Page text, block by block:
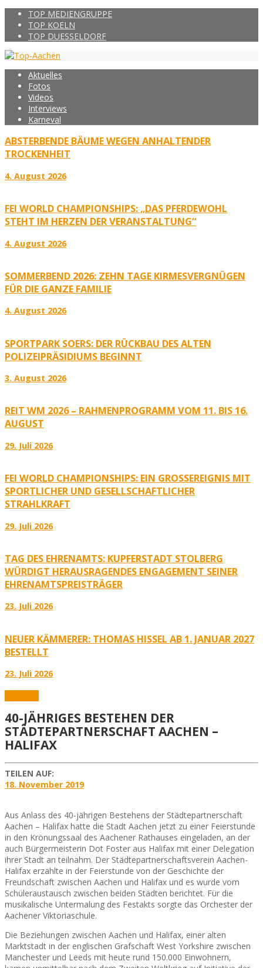
TOP MEDIENGRUPPE
TOP KOELN
TOP DUESSELDORF
Aktuelles
Fotos
Videos
Interviews
Karneval
ABSTERBENDE BÄUME WEGEN ANHALTENDER
TROCKENHEIT
4. August 2026
FEI WORLD CHAMPIONSHIPS: „DAS PFERDEWOHL
STEHT IM HERZEN DER VERANSTALTUNG“
4. August 2026
SOMMERBEND 2026: ZEHN TAGE KIRMESVERGNÜGEN
FÜR DIE GANZE FAMILIE
4. August 2026
SPORTPARK SOERS: DER RÜCKBAU DES ALTEN
POLIZEIPRÄSIDIUMS BEGINNT
3. August 2026
REIT WM 2026 – RAHMENPROGRAMM VOM 11. BIS 16.
AUGUST
29. Juli 2026
FEI WORLD CHAMPIONSHIPS: EIN GROSSEREIGNIS MIT S
PORTLICHER UND GESELLSCHAFTLICHER S
TRAHLKRAFT
29. Juli 2026
TAG DES EHRENAMTS: KUPFERSTADT STOLBERG
WÜRDIGT HERAUSRAGENDES ENGAGEMENT SEINER
EHRENAMTSPREISTRÄGER
23. Juli 2026
NEUER KÄMMERER: THOMAS HISSEL AB 1. JANUAR 2027
BESTELLT
23. Juli 2026
40-JÄHRIGES BESTEHEN DER
STÄDTEPARTNERSCHAFT AACHEN –
HALIFAX
TEILEN AUF:
18. November 2019
Aus Anlass des 40-jährigen Bestehens der Städtepartnerschaft
Aachen – Halifax hatte die Stadt Aachen jetzt zu einer Feierstunde
in den Krönungssaal des Aachener Rathauses eingeladen, an der
auch Bürgermeisterin Dot Foster aus Halifax mit einer Delegation
ihrer Stadt an teilnahm. Der Städtepartnerschaftsverein Aachen-
Halifax erzählte in der Feierstunde von der Geschichte der
Freundschaft zwischen Aachen und Halifax und es wurde vom
Schüleraustausch zwischen beiden Städten berichtet. Für die
musikalische Untermalung des Festakts sorgte das Orchester der
Aachener Viktoriaschule.
Die Beziehungen zwischen Aachen und Halifax, einer alten
Marktstadt in der englischen Grafschaft West Yorkshire zwischen
Manchester und Leeds mit heute rund 150.000 Einwohnern,